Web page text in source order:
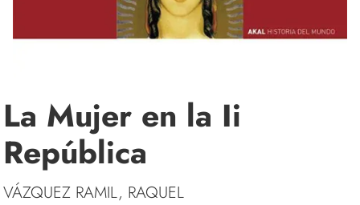
La Mujer en la Ii
República
VÁZQUEZ RAMIL, RAQUEL